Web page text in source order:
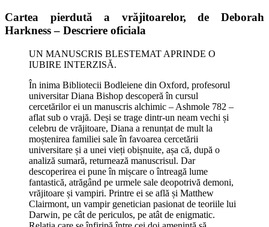
Cartea pierdută a vrăjitoarelor, de Deborah
Harkness – Descriere oficiala
UN MANUSCRIS BLESTEMAT APRINDE O
IUBIRE INTERZISĂ.
În inima Bibliotecii Bodleiene din Oxford, profesorul
universitar Diana Bishop descoperă în cursul
cercetărilor ei un manuscris alchimic – Ashmole 782 –
aflat sub o vrajă. Deși se trage dintr-un neam vechi și
celebru de vrăjitoare, Diana a renunțat de mult la
moștenirea familiei sale în favoarea cercetării
universitare și a unei vieți obișnuite, așa că, după o
analiză sumară, returnează manuscrisul. Dar
descoperirea ei pune în mișcare o întreagă lume
fantastică, atrăgând pe urmele sale deopotrivă demoni,
vrăjitoare și vampiri. Printre ei se află și Matthew
Clairmont, un vampir genetician pasionat de teoriile lui
Darwin, pe cât de periculos, pe atât de enigmatic.